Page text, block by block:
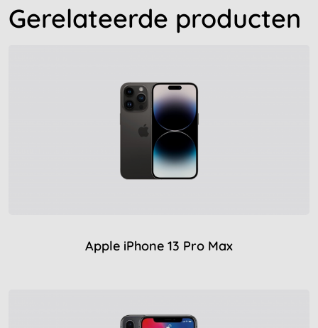
Gerelateerde producten
Apple iPhone 13 Pro Max